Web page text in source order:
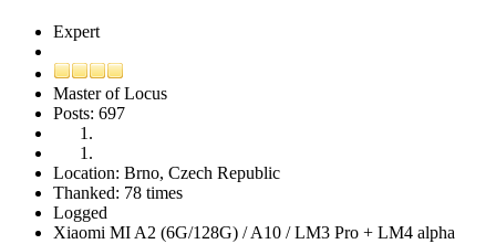
Expert
Master of Locus
Posts: 697
Location: Brno, Czech Republic
Thanked: 78 times
Logged
Xiaomi MI A2 (6G/128G) / A10 / LM3 Pro + LM4 alpha